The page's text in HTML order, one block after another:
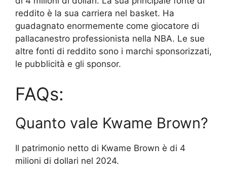
reddito è la sua carriera nel basket. Ha
guadagnato enormemente come giocatore di
pallacanestro professionista nella NBA. Le sue
altre fonti di reddito sono i marchi sponsorizzati,
le pubblicità e gli sponsor.
FAQs:
Quanto vale Kwame Brown?
Il patrimonio netto di Kwame Brown è di 4
milioni di dollari nel 2024.